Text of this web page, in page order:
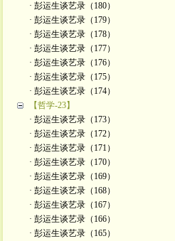
· 彭运生谈艺录（180）
· 彭运生谈艺录（179）
· 彭运生谈艺录（178）
· 彭运生谈艺录（177）
· 彭运生谈艺录（176）
· 彭运生谈艺录（175）
· 彭运生谈艺录（174）
【哲学-23】
· 彭运生谈艺录（173）
· 彭运生谈艺录（172）
· 彭运生谈艺录（171）
· 彭运生谈艺录（170）
· 彭运生谈艺录（169）
· 彭运生谈艺录（168）
· 彭运生谈艺录（167）
· 彭运生谈艺录（166）
· 彭运生谈艺录（165）